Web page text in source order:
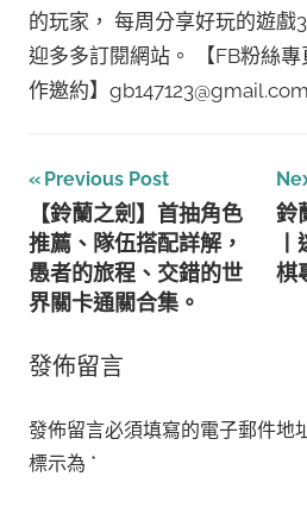
的玩家， 每周分享好玩的遊戲
迎多多訂閱網站。 【FB粉絲
作邀約】gb147123@gmail.com
文
章
導
覽
Previous Post
【鈴蘭之劍】首抽角色
推薦、隊伍搭配詳解，
愚者的旅程、交錯的世
界關卡通關合集。
鈴
棋
發佈留言
發佈留言必須填寫的電子郵件地
標示為 *